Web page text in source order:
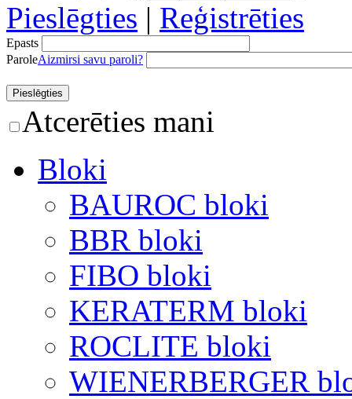
Pieslēgties | Reģistrēties
Epasts
ParoleAizmirsi savu paroli?
Atcerēties mani
Bloki
BAUROC bloki
BBR bloki
FIBO bloki
KERATERM bloki
ROCLITE bloki
WIENERBERGER